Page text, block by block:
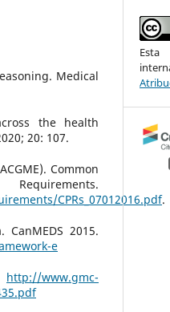
Medical
the health
20: 107.
Common
CPRs_07012016.pdf.
2015.
e
http://www.gmc-